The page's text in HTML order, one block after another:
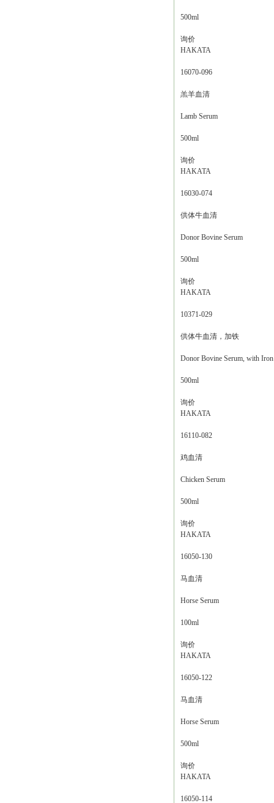
500ml
询价
HAKATA
16070-096
羔羊血清
Lamb Serum
500ml
询价
HAKATA
16030-074
供体牛血清
Donor Bovine Serum
500ml
询价
HAKATA
10371-029
供体牛血清，加铁
Donor Bovine Serum, with Iron
500ml
询价
HAKATA
16110-082
鸡血清
Chicken Serum
500ml
询价
HAKATA
16050-130
马血清
Horse Serum
100ml
询价
HAKATA
16050-122
马血清
Horse Serum
500ml
询价
HAKATA
16050-114